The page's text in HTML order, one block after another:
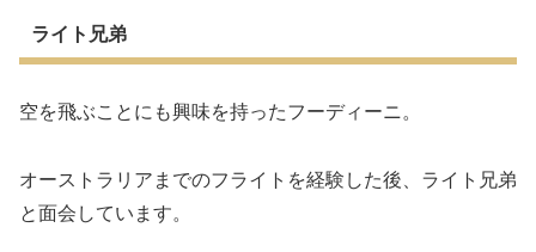
ライト兄弟
空を飛ぶことにも興味を持ったフーディーニ。
オーストラリアまでのフライトを経験した後、ライト兄弟
と面会しています。